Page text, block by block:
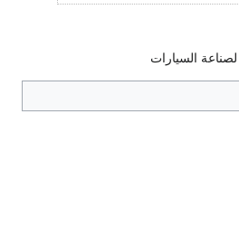
السيارات